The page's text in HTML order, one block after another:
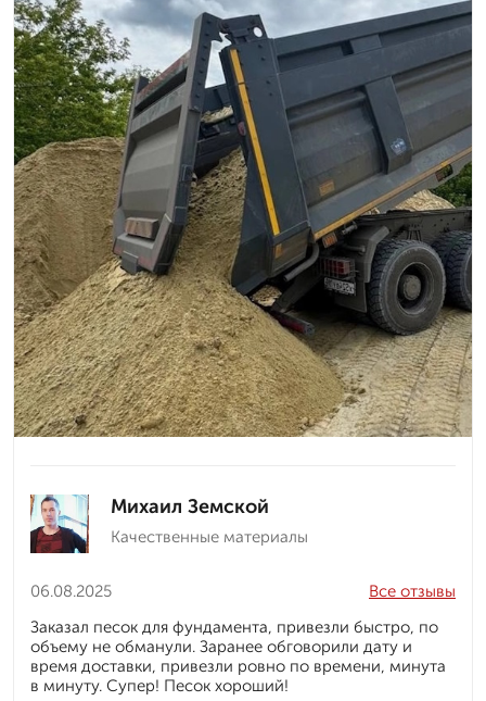
Михаил Земской
Качественные материалы
06.08.2025
Все отзывы
Заказал песок для фундамента, привезли быстро, по
объему не обманули. Заранее обговорили дату и
время доставки, привезли ровно по времени, минута
в минуту. Супер! Песок хороший!